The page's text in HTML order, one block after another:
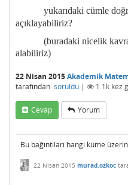
yukarıdaki cümle
açıklayabiliriz?
(buradaki nicelik
alabiliriz)
22 Nisan 2015Akademik
tarafından soruldu | 1.1k kez
Cevap Yorum
Bu bağıntıları hangi küme
22 Nisan 2015 murad.ozkoc